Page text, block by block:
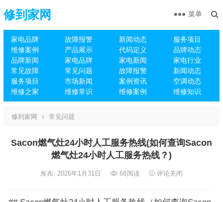
修到家网
家电品牌 故障报警 新闻动态
服务项目
维修案例
产品展示 代码定义
品牌动态
品牌新闻
家电品牌 家电新闻
家电行业
常见故障
常见问题 故障报警
新闻动态
服务项目
市场新闻 案例资讯
空调动态
维修之家
维修常识 维修案例 维修知识
菜单
修到家网 常见问题
Sacon燃气灶24小时人工服务热线(如何查询Sacon
燃气灶24小时人工服务热线？)
发布: 2026年1月31日 68阅读 评论关闭